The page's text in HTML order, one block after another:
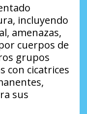
incluyendo
amenazas,
cuerpos de
grupos
con cicatrices
sus